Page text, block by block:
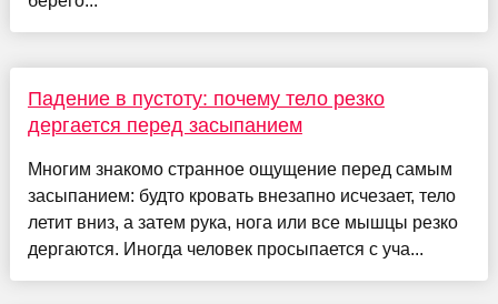
Падение в пустоту: почему тело резко
дергается перед засыпанием
Многим знакомо странное ощущение перед самым
засыпанием: будто кровать внезапно исчезает, тело
летит вниз, а затем рука, нога или все мышцы резко
дергаются. Иногда человек просыпается с уча...